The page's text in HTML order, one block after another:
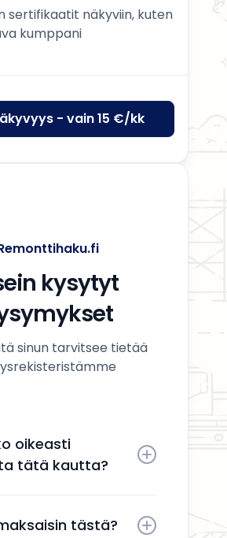
sertifikaatit näkyviin, kuten
kumppani
- vain 15 €/kk
kysytyt
sinun tarvitsee tietää
oikeasti
tätä kautta?
aktiivisestitästä?